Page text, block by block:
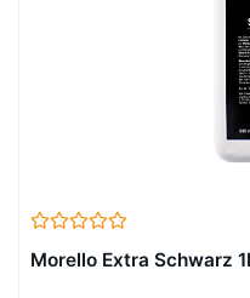
Morello Extra Schwarz